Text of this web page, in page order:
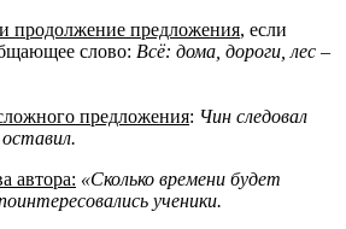
продолжение предложения, если
слово: Всё: дома, дороги, лес –
предложения: Чин следовал
автора: «Сколько времени будет
ученики.